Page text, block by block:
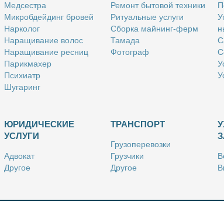
Мед­сест­ра
Мик­роб­дей­динг бро­вей
Нар­ко­лог
На­ра­щи­ва­ние во­лос
На­ра­щи­ва­ние рес­ниц
Па­рик­махер
Пси­хи­атр
Шу­га­ринг
Ре­монт бы­то­вой тех­ни­ки
Ри­ту­аль­ные услу­ги
Сбор­ка май­нинг-ферм
Та­ма­да
Фо­то­граф
ЮРИДИЧЕСКИЕ
УСЛУГИ
Адво­кат
Дру­гое
Ри­эл­тор
ТРАНСПОРТ
Гру­зо­пе­ре­воз­ки
Груз­чи­ки
Дру­гое
Так­си